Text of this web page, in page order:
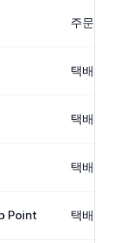
주문이
택배가
택배가
택배가
Point 택배가